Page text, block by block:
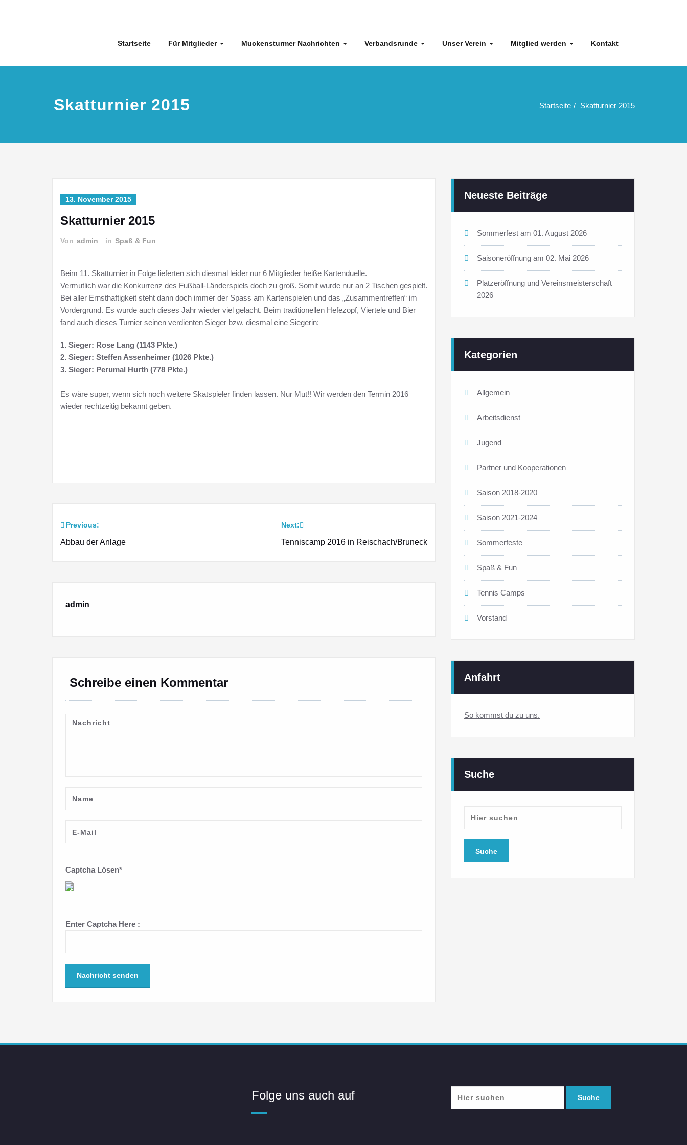
Startseite Für Mitglieder Muckensturmer Nachrichten Verbandsrunde Unser Verein Mitglied werden Kontakt
Skatturnier 2015 Startseite Skatturnier 2015
13. November 2015
Skatturnier 2015
Von admin in Spaß & Fun
Beim 11. Skatturnier in Folge lieferten sich diesmal leider nur 6 Mitglieder heiße Kartenduelle.
Vermutlich war die Konkurrenz des Fußball-Länderspiels doch zu groß. Somit wurde nur an 2 Tischen gespielt.
Bei aller Ernsthaftigkeit steht dann doch immer der Spass am Kartenspielen und das „Zusammentreffen“ im
Vordergrund. Es wurde auch dieses Jahr wieder viel gelacht. Beim traditionellen Hefezopf, Viertele und Bier
fand auch dieses Turnier seinen verdienten Sieger bzw. diesmal eine Siegerin:
1. Sieger: Rose Lang (1143 Pkte.)
2. Sieger: Steffen Assenheimer (1026 Pkte.)
3. Sieger: Perumal Hurth (778 Pkte.)
Es wäre super, wenn sich noch weitere Skatspieler finden lassen. Nur Mut!! Wir werden den Termin 2016
wieder rechtzeitig bekannt geben.
Beitragsnavigation
Previous:
Abbau der Anlage
Next:
Tenniscamp 2016 in Reischach/Bruneck
admin
Schreibe einen Kommentar
Captcha Lösen*
Enter Captcha Here :
Neueste Beiträge
Sommerfest am 01. August 2026
Saisoneröffnung am 02. Mai 2026
Platzeröffnung und Vereinsmeisterschaft
2026
Kategorien
Allgemein
Arbeitsdienst
Jugend
Partner und Kooperationen
Saison 2018-2020
Saison 2021-2024
Sommerfeste
Spaß & Fun
Tennis Camps
Vorstand
Anfahrt
So kommst du zu uns.
Suche
Folge uns auch auf